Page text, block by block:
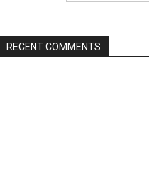
RECENT COMMENTS